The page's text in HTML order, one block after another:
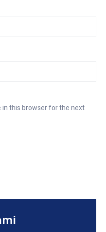
in this browser for the next